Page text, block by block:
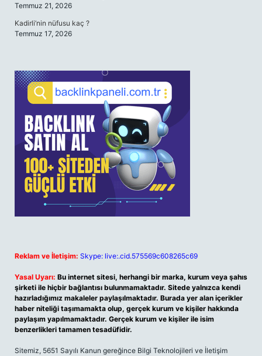
Temmuz 21, 2026
Kadirli’nin nüfusu kaç ?
Temmuz 17, 2026
Reklam ve İletişim: Skype: live:.cid.575569c608265c69
Yasal Uyarı: Bu internet sitesi, herhangi bir marka, kurum veya şahıs
şirketi ile hiçbir bağlantısı bulunmamaktadır. Sitede yalnızca kendi
hazırladığımız makaleler paylaşılmaktadır. Burada yer alan içerikler
haber niteliği taşımamakta olup, gerçek kurum ve kişiler hakkında
paylaşım yapılmamaktadır. Gerçek kurum ve kişiler ile isim
benzerlikleri tamamen tesadüfidir.
Sitemiz, 5651 Sayılı Kanun gereğince Bilgi Teknolojileri ve İletişim